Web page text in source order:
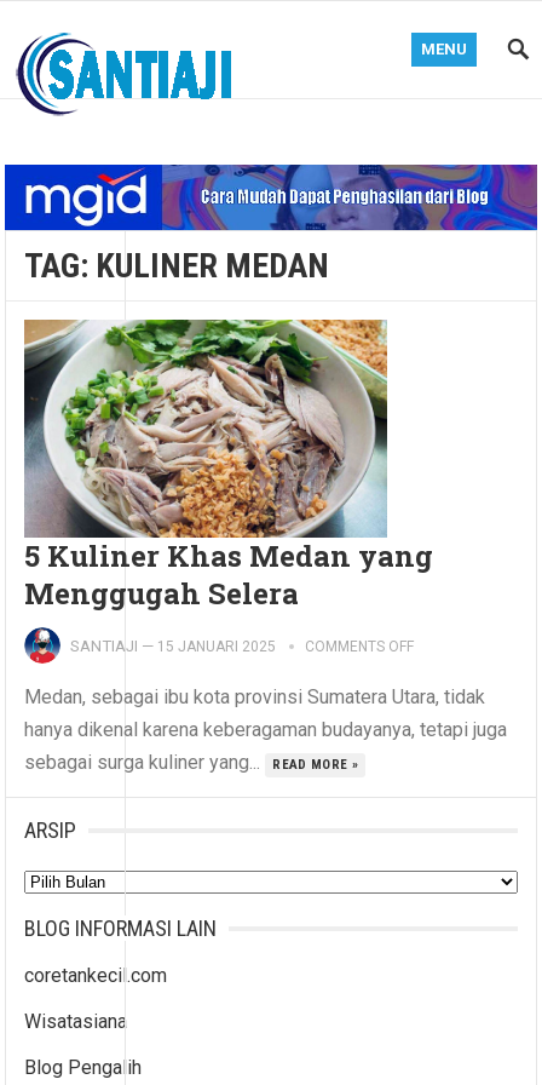
MENU
TAG: KULINER MEDAN
5 Kuliner Khas Medan yang
Menggugah Selera
SANTIAJI — 15 JANUARI 2025 COMMENTS OFF
Medan, sebagai ibu kota provinsi Sumatera Utara, tidak
hanya dikenal karena keberagaman budayanya, tetapi juga
sebagai surga kuliner yang...
READ MORE »
ARSIP
Arsip
BLOG INFORMASI LAIN
coretankecil.com
Wisatasiana
Blog Pengalih